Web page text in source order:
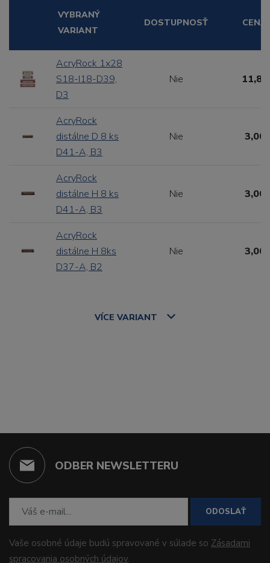
VYBRANÝ
VARIANT
DOSTUPNOSŤ CENA
AcryRock 1x28
S18-I18-D39,
D3
Nie
AcryRock
distálne D 8 ks
D41-A, B3
Nie 3,00
AcryRock
distálne H 8 ks
D41-A, B3
Nie 3,00
AcryRock
distálne H 8ks
D37-A, B2
Nie 3,00
VÍCE VARIANT
ODBER NEWSLETTERU
ODOSLAŤ
Vaše osobné údaje budú spravované v súlade so Zásadami
spracovania osobných údajov.